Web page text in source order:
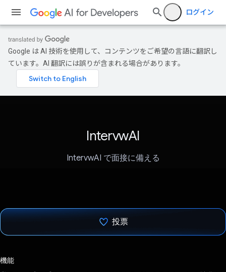
ログイン
Google は AI 技術を使用して、コンテンツをご希望の言語に翻訳し
ています。AI 翻訳には誤りが含まれる場合があります。
IntervwAI
IntervwAI で面接に備える
投票
機能